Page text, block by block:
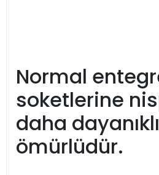
Normal
soketlerine
daha
ömürlüdür.